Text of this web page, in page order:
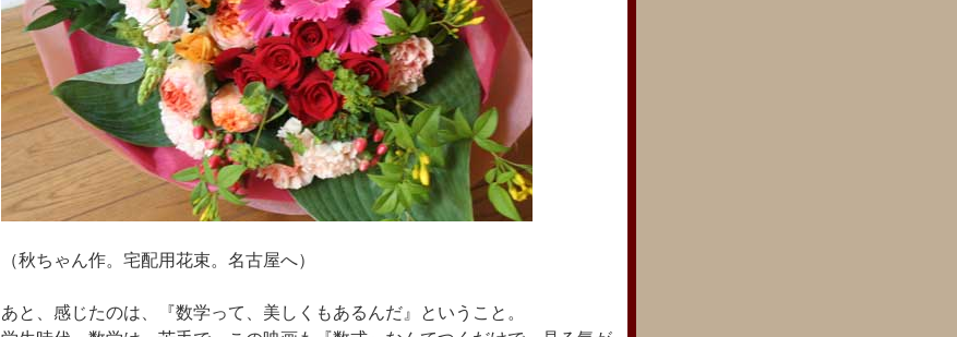
（秋ちゃん作。宅配用花束。名古屋へ）
あと、感じたのは、『数学って、美しくもあるんだ』ということ。